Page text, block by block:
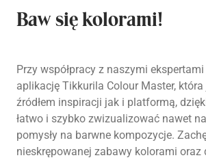
Baw się kolorami!
Przy współpracy z naszymi
aplikację Tikkurila Colour Master,
źródłem inspiracji jak i platformą,
łatwo i szybko zwizualizować nawet
pomysły na barwne kompozycje.
nieskrępowanej zabawy kolorami oraz